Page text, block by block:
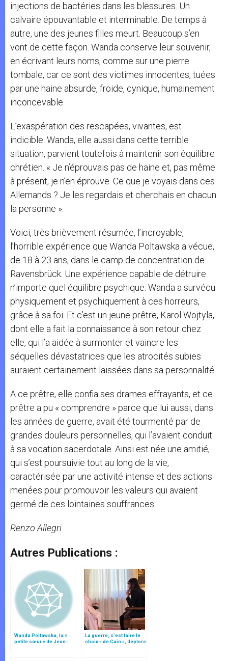
injections de bactéries dans les blessures. Un
calvaire épouvantable et interminable. De temps à
autre, une des jeunes filles meurt. Beaucoup s’en
vont de cette façon. Wanda conserve leur souvenir,
en écrivant leurs noms, comme sur une pierre
tombale, car ce sont des victimes innocentes, tuées
par une haine absurde, froide, cynique, humainement
inconcevable.
L’exaspération des rescapées, vivantes, est
indicible. Wanda, elle aussi dans cette terrible
situation, parvient toutefois à maintenir son équilibre
chrétien. « Je n’éprouvais pas de haine et, pas même
à présent, je n’en éprouve. Ce que je voyais dans ces
Allemands ? Je les regardais et cherchais en chacun
la personne ».
Voici, très brièvement résumée, l’incroyable,
l’horrible expérience que Wanda Poltawska a vécue,
de 18 à 23 ans, dans le camp de concentration de
Ravensbrück. Une expérience capable de détruire
n’importe quel équilibre psychique. Wanda a survécu
physiquement et psychiquement à ces horreurs,
grâce à sa foi. Et c’est un jeune prêtre, Karol Wojtyla,
dont elle a fait la connaissance à son retour chez
elle, qui l’a aidée à surmonter et vaincre les
séquelles dévastatrices que les atrocités subies
auraient certainement laissées dans sa personnalité.
A ce prêtre, elle confia ses drames effrayants, et ce
prêtre a pu « comprendre » parce que lui aussi, dans
les années de guerre, avait été tourmenté par de
grandes douleurs personnelles, qui l’avaient conduit
à sa vocation sacerdotale. Ainsi est née une amitié,
qui s’est poursuivie tout au long de la vie,
caractérisée par une activité intense et des actions
menées pour promouvoir les valeurs qui avaient
germé de ces lointaines souffrances.
Renzo Allegri
Autres Publications :
Wanda Poltawska, la «
petite sœur » de Jean-
Paul II (I)
La guerre, c’est faire le
choix « de Caïn », déplore